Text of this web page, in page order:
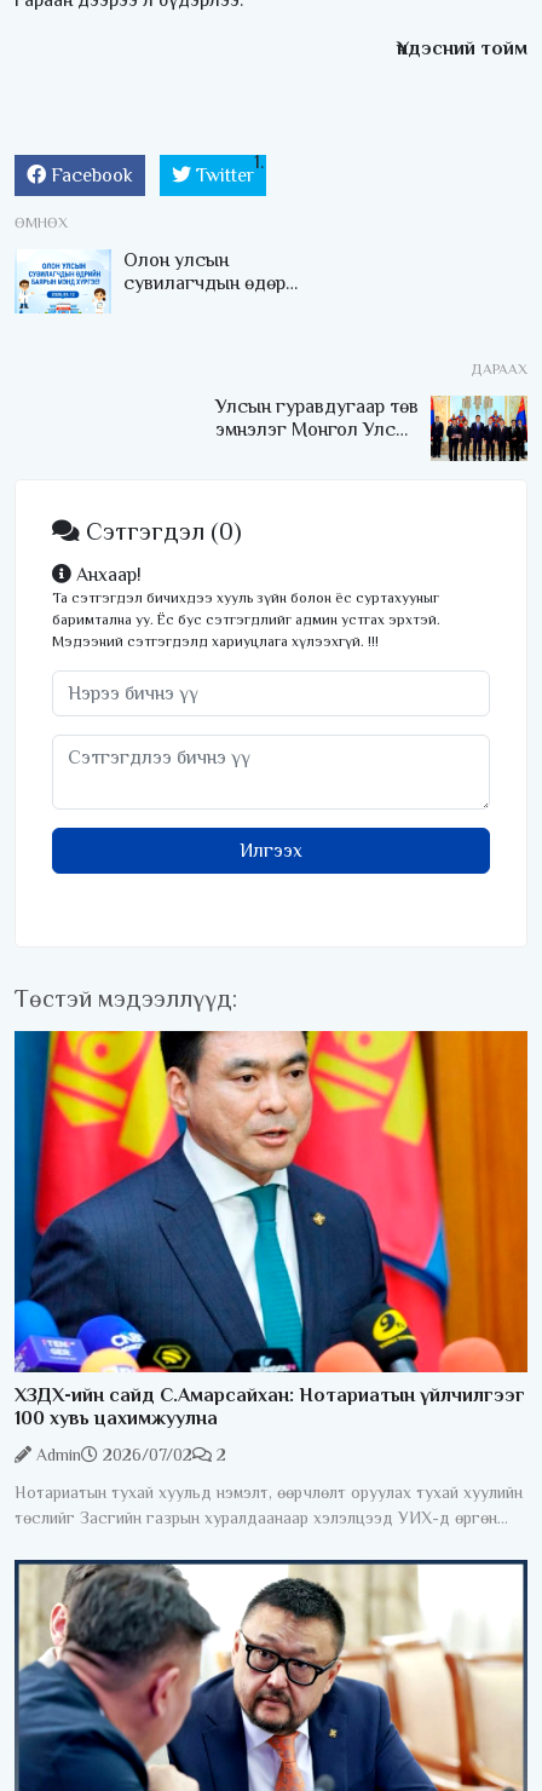
Үндэсний тойм
Facebook Twitter
ӨМНӨХ
Олон улсын
сувилагчдын өдөр
ДАРААХ
Улсын гуравдугаар төв
эмнэлэг Монгол Улсын
Сэтгэгдэл (0)
Анхаар!
Та сэтгэгдэл бичихдээ хууль зүйн болон ёс суртахууныг
баримтална уу. Ёс бус сэтгэгдлийг админ устгах эрхтэй.
Мэдээний сэтгэгдэлд хариуцлага хүлээхгүй. !!!
Илгээх
Төстэй мэдээллүүд:
ХЗДХ-ийн сайд С.Амарсайхан: Нотариатын үйлчилгээг
100 хувь цахимжуулна
Admin 2026/07/02
2
Нотариатын тухай хуульд нэмэлт, өөрчлөлт оруулах тухай хуулийн
төслийг Засгийн газрын хуралдаанаар хэлэлцээд УИХ-д өргөн
үйлчилгээг авахын